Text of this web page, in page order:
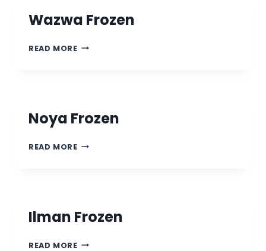
Wazwa Frozen
READ MORE
Noya Frozen
READ MORE
Ilman Frozen
READ MORE